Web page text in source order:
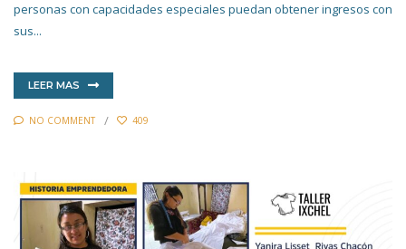
personas con capacidades especiales puedan obtener ingresos con
sus...
LEER MAS
NO COMMENT 409